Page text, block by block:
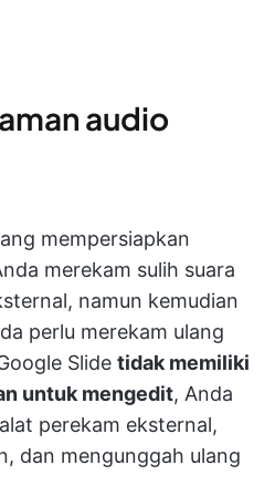
audio
mempersiapkan
merekam sulih suara
namun kemudian
perlu merekam ulang
Slide tidak memiliki
untuk mengedit, Anda
perekam eksternal,
dan mengunggah ulang